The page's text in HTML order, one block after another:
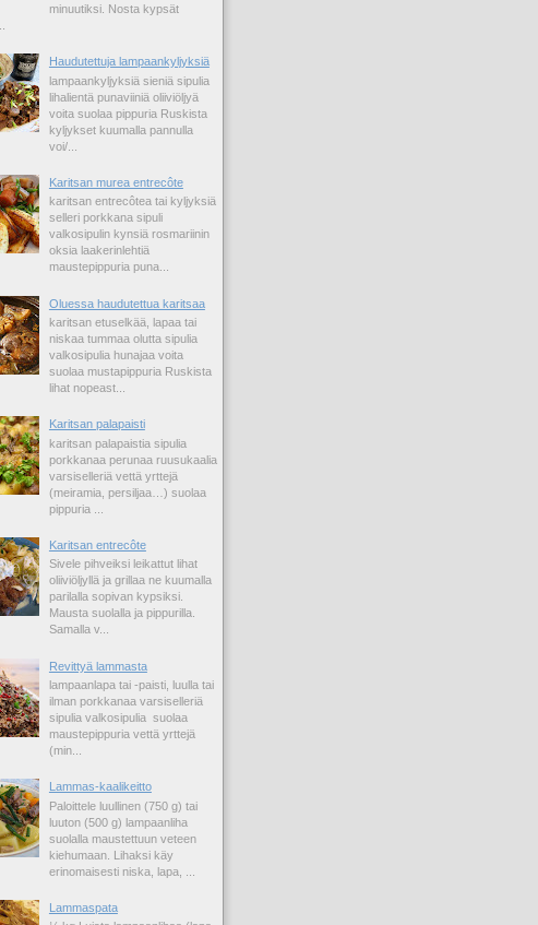
minuutiksi. Nosta kypsät
Haudutettuja lampaankyljyksiä
lampaankyljyksiä sieniä sipulia
lihalientä punaviiniä oliiviöljyä
voita suolaa pippuria Ruskista
kyljykset kuumalla pannulla
voi/...
Karitsan murea entrecôte
karitsan entrecôtea tai kyljyksiä
selleri porkkana sipuli
valkosipulin kynsiä rosmariinin
oksia laakerinlehtiä
maustepippuria puna...
Oluessa haudutettua karitsaa
karitsan etuselkää, lapaa tai
niskaa tummaa olutta sipulia
valkosipulia hunajaa voita
suolaa mustapippuria Ruskista
lihat nopeast...
Karitsan palapaisti
karitsan palapaistia sipulia
porkkanaa perunaa ruusukaalia
varsiselleriä vettä yrttejä
(meiramia, persiljaa…) suolaa
pippuria ...
Karitsan entrecôte
Sivele pihveiksi leikattut lihat
oliiviöljyllä ja grillaa ne kuumalla
parilalla sopivan kypsiksi.
Mausta suolalla ja pippurilla.
Samalla v...
Revittyä lammasta
lampaanlapa tai -paisti, luulla tai
ilman porkkanaa varsiselleriä
sipulia valkosipulia suolaa
maustepippuria vettä yrttejä
(min...
Lammas-kaalikeitto
Paloittele luullinen (750 g) tai
luuton (500 g) lampaanliha
suolalla maustettuun veteen
kiehumaan. Lihaksi käy
erinomaisesti niska, lapa, ...
Lammaspata